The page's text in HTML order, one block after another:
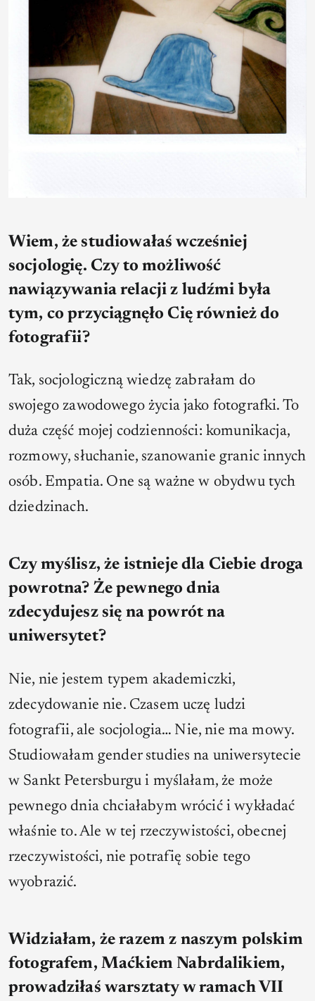
Wiem, że studiowałaś wcześniej
socjologię. Czy to możliwość
nawiązywania relacji z ludźmi była
tym, co przyciągnęło Cię również do
fotografii?
Tak, socjologiczną wiedzę zabrałam do
swojego zawodowego życia jako fotografki. To
duża część mojej codzienności: komunikacja,
rozmowy, słuchanie, szanowanie granic innych
osób. Empatia. One są ważne w obydwu tych
dziedzinach.
Czy myślisz, że istnieje dla Ciebie droga
powrotna? Że pewnego dnia
zdecydujesz się na powrót na
uniwersytet?
Nie, nie jestem typem akademiczki,
zdecydowanie nie. Czasem uczę ludzi
fotografii, ale socjologia… Nie, nie ma mowy.
Studiowałam gender studies na uniwersytecie
w Sankt Petersburgu i myślałam, że może
pewnego dnia chciałabym wrócić i wykładać
właśnie to. Ale w tej rzeczywistości, obecnej
rzeczywistości, nie potrafię sobie tego
wyobrazić.
Widziałam, że razem z naszym polskim
fotografem, Maćkiem Nabrdalikiem,
prowadziłaś warsztaty w ramach VII